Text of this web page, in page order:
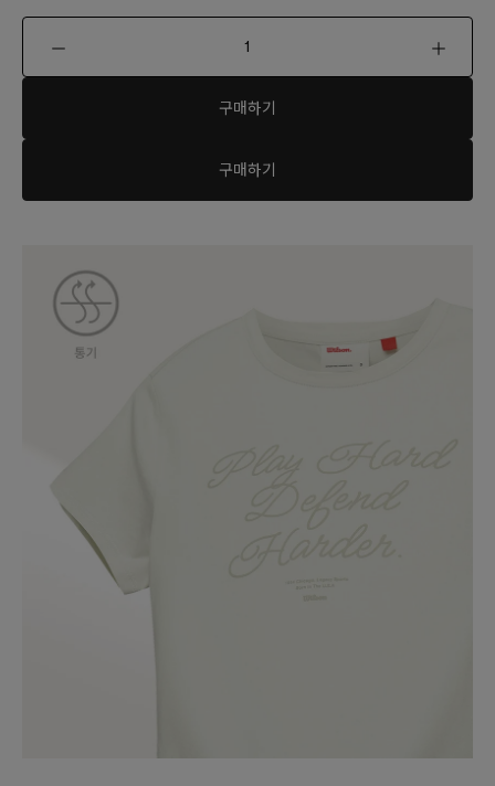
구매하기
구매하기